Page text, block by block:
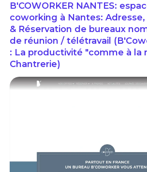
B'COWORKER NANTES:
coworking à Nantes: Adresse,
& Réservation de bureaux
de réunion / télétravail
: La productivité "comme à la
Chantrerie)